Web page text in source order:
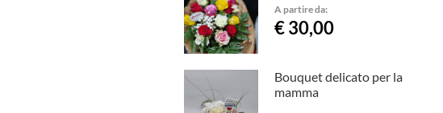
A partire da:
€ 30,00
Bouquet delicato per la
mamma